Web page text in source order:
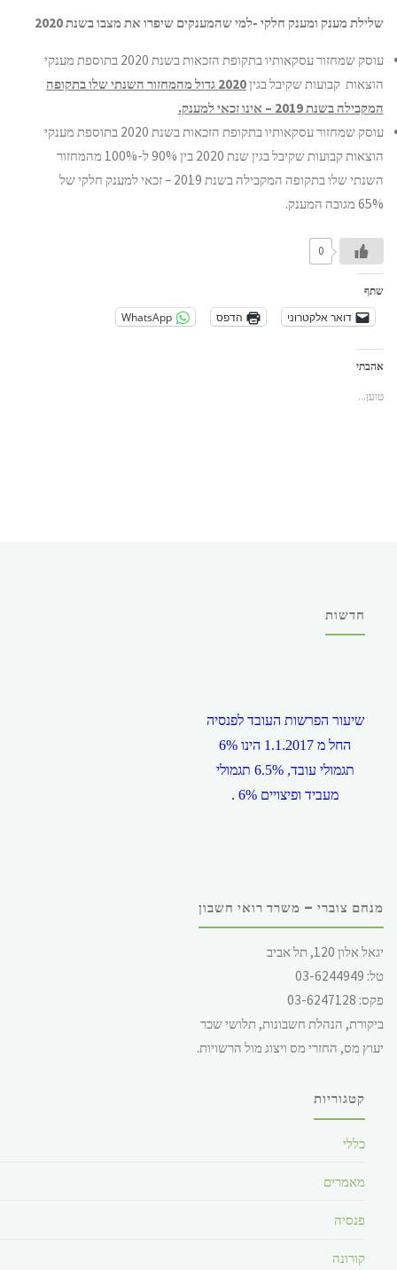
שלילת מענק ומענק חלקי -למי שהמענקים שיפרו את מצבו בשנת 2020
עוסק שמחזור עסקאותיו בתקופת הזכאות בשנת 2020 בתוספת מענקי
הוצאות קבועות שקיבל בגין
2020 גדול מהמחזור השנתי שלו בתקופה
המקבילה בשנת 2019 – אינו זכאי למענק
.
עוסק שמחזור עסקאותיו בתקופת הזכאות בשנת 2020 בתוספת מענקי
הוצאות קבועות שקיבל בגין שנת 2020 בין 90% ל-100% מהמחזור
השנתי שלו בתקופה המקבילה בשנת 2019 – זכאי למענק חלקי של
65% מגובה המענק.
0
שתף
דואר אלקטרוני
הדפס WhatsApp
אהבתי
טוען...
חדשות
שיעור הפרשות העובד לפנסיה
החל מ 1.1.2017 הינו 6%
תגמולי עובד, 6.5% תגמולי
מעביד ופיצויים 6% .
שכר המינימום במשק, החל מ
עבור 5 ימי עבודה ) ולשעה
28.49 ש"ח.
מנחם צוברי – משרד רואי חשבון
יגאל אלון 120, תל אביב
טל: 03-6244949
פקס: 03-6247128
ביקורת, הנהלת חשבונות, תלושי שכר
יעוץ מס, החזרי מס ויצוג מול הרשויות.
קטגוריות
כללי
מאמרים
פנסיה
קורונה